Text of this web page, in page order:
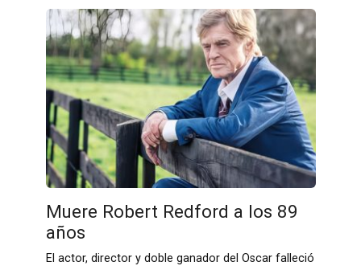
Muere Robert Redford a los 89
años
El actor, director y doble ganador del Oscar falleció